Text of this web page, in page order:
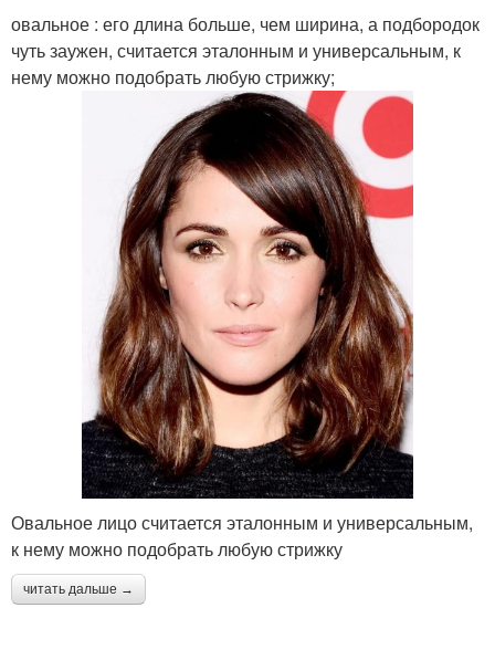
овальное : его длина больше, чем ширина, а подбородок
чуть заужен, считается эталонным и универсальным, к
нему можно подобрать любую стрижку;
Овальное лицо считается эталонным и универсальным,
к нему можно подобрать любую стрижку
читать дальше →